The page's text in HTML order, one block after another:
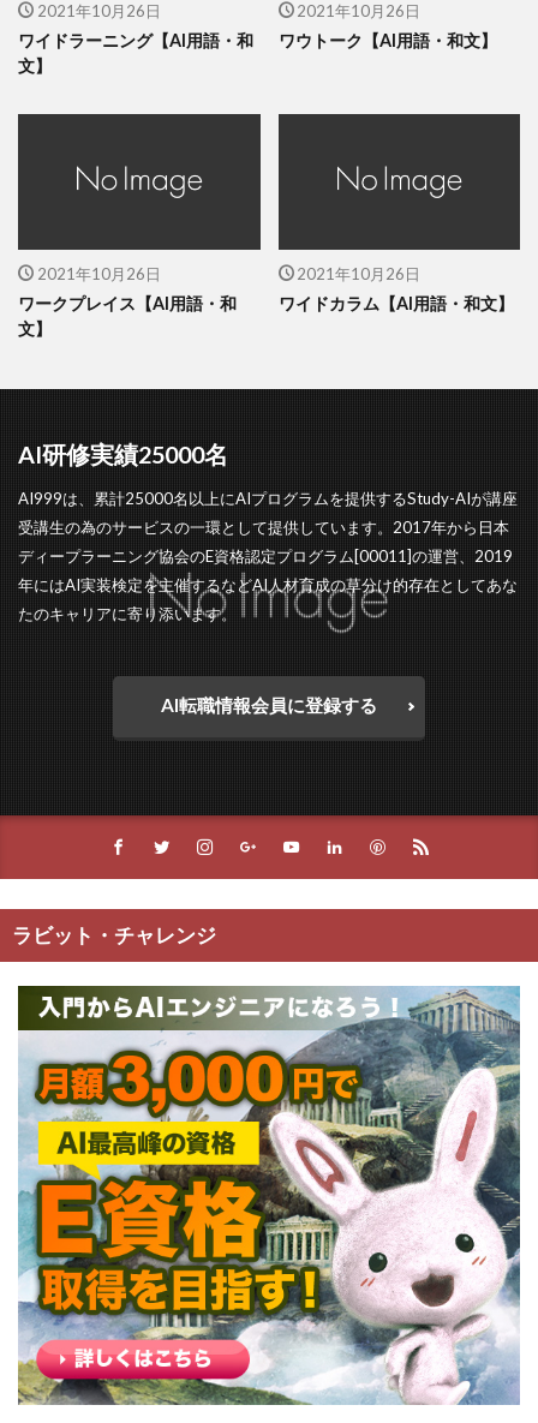
2021年10月26日
ワイドラーニング【AI用語・和
文】
2021年10月26日
ワウトーク【AI用語・和文】
2021年10月26日
ワークプレイス【AI用語・和
文】
2021年10月26日
ワイドカラム【AI用語・和文】
AI研修実績25000名
AI999は、累計25000名以上にAIプログラムを提供するStudy-AIが講座
受講生の為のサービスの一環として提供しています。2017年から日本
ディープラーニング協会のE資格認定プログラム[00011]の運営、2019
年にはAI実装検定を主催するなどAI人材育成の草分け的存在としてあな
たのキャリアに寄り添います。
AI転職情報会員に登録する
ラビット・チャレンジ